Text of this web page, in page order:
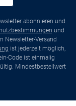
abonnieren und
und
Newsletter-Versand
ist jederzeit möglich,
Code ist einmalig
Mindestbestellwert